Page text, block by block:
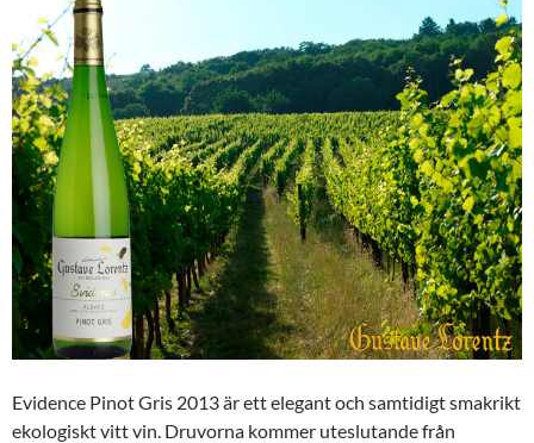
Evidence Pinot Gris 2013 är ett elegant och samtidigt smakrikt
ekologiskt vitt vin. Druvorna kommer uteslutande från